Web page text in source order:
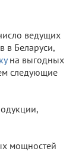
ведущих
в Беларуси,
на выгодных
следующие
мощностей